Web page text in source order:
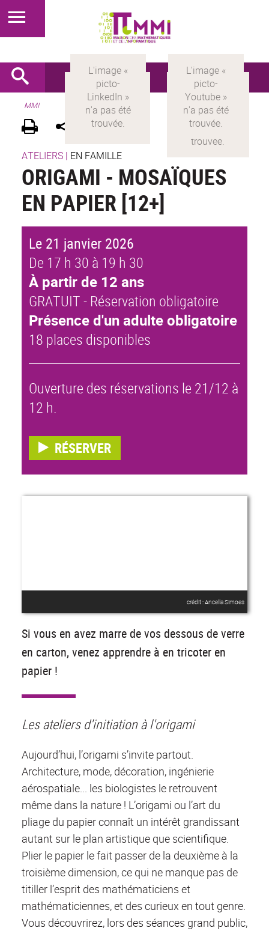
MMI
ATELIERS | EN FAMILLE
ORIGAMI - MOSAÏQUES
EN PAPIER [12+]
Le 21 janvier 2026
De 17 h 30 à 19 h 30
À partir de 12 ans
GRATUIT - Réservation obligatoire
Présence d'un adulte obligatoire
18 places disponibles
Ouverture des réservations le 21/12 à
12 h.
RÉSERVER
crédit : Ancella Simoes
Si vous en avez marre de vos dessous de verre
en carton, venez apprendre à en tricoter en
papier !
Les ateliers d'initiation à l'origami
Aujourd’hui, l’origami s’invite partout.
Architecture, mode, décoration, ingénierie
aérospatiale... les biologistes le retrouvent
même dans la nature ! L’origami ou l’art du
pliage du papier connaît un intérêt grandissant
autant sur le plan artistique que scientifique.
Plier le papier le fait passer de la deuxième à la
troisième dimension, ce qui ne manque pas de
titiller l’esprit des mathématiciens et
mathématiciennes, et des curieux en tout genre.
Vous découvrirez, lors des séances grand public,